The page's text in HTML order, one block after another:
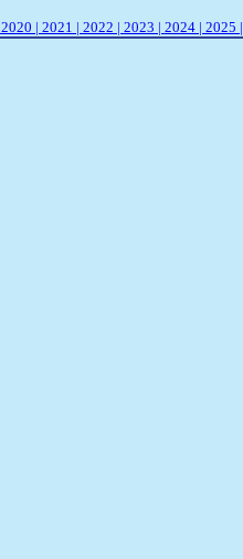
2020 | 2021 | 2022 | 2023 | 2024 | 2025 |